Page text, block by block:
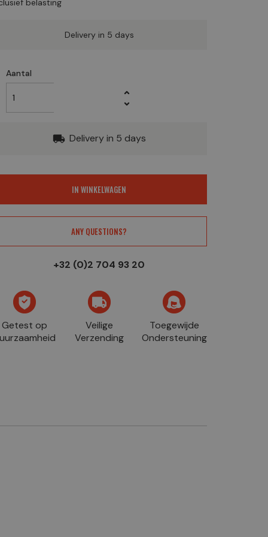
Delivery in 5 days
Aantal
local_shipping Delivery in 5 days
IN WINKELWAGEN
ANY QUESTIONS?
+32 (0)2 704 93 20
Getest op
Veilige
Verzending
Toegewijde
Ondersteuning